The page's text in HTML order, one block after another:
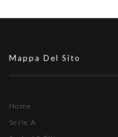
Mappa Del Sito
Home
Serie A